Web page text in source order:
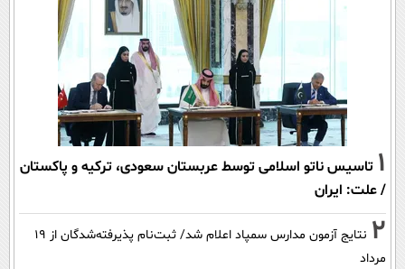
1 تاسیس ناتو اسلامی توسط عربستان سعودی، ترکیه و پاکستان
/ علت: ایران
2
نتایج آزمون مدارس سمپاد اعلام شد/ ثبت‌نام پذیرفته‌شدگان از ۱۹
مرداد